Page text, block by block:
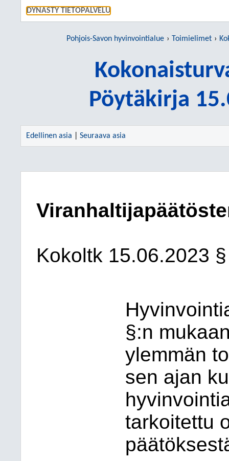
DYNASTY TIETOPALVELU
Pohjois-Savon hyvinvointialue Toimielimet
Pöytäkirja
Edellinen asia Seuraava asia
Kokoltk 15.06.2023
§:n
ylemmän
sen ajan
tarkoitettu